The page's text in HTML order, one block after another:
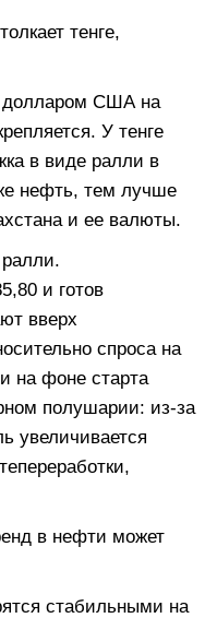
тенге,
долларом США на
У тенге
в виде ралли в
нефть, тем лучше
и ее валюты.
и готов
вверх
спроса на
на фоне старта
полушарии: из-за
увеличивается
в нефти может
стабильными на